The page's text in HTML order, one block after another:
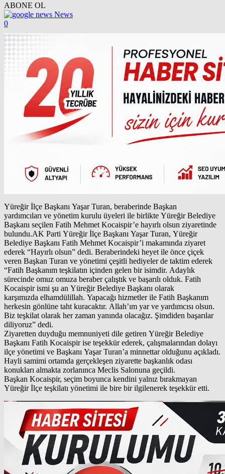
ABONE OL
News
0
Yüreğir İlçe Başkanı Yaşar Turan, beraberinde Başkan
yardımcıları ve yönetim kurulu üyeleri ile birlikte Yüreğir Belediye
Başkanı seçilen Fatih Mehmet Kocaispir’e hayırlı olsun ziyaretinde
bulundu.AK Parti Yüreğir İlçe Başkanı Yaşar Turan, Yüreğir
Belediye Başkanı Fatih Mehmet Kocaispir’i makamında ziyaret
ederek “Hayırlı olsun” dedi. Beraberindeki heyet ile önce çiçek
veren Başkan Turan ve yönetimi çeşitli hediyeler de taktim ederek
“Fatih Başkanım teşkilatın içinden gelen bir isimdir. Adaylık
sürecinde omuz omuza beraber çalıştık ve başarılı olduk. Fatih
Kocaispir ismi şu an Yüreğir Belediye Başkanı olarak
karşımızda elhamdülillah. Yapacağı hizmetler ile Fatih Başkanım
herkesin gönlüne taht kuracaktır. Allah’ım yar ve yardımcısı olsun.
Biz teşkilat olarak her zaman yanında olacağız. Şimdiden başarılar
diliyoruz” dedi.
Ziyaretten duyduğu memnuniyeti dile getiren Yüreğir Belediye
Başkanı Fatih Kocaispir ise teşekkür ederek, çalışmalarından dolayı
ilçe yönetimi ve Başkanı Yaşar Turan’a minnettar olduğunu açıkladı.
Hayli samimi ortamda gerçekleşen ziyarette başkanlık odası
konukları almakta zorlanınca Meclis Salonuna geçildi.
Başkan Kocaispir, seçim boyunca kendini yalnız bırakmayan
Yüreğir İlçe teşkilatı yönetimi ile bire bir ilgilenerek teşekkür etti.